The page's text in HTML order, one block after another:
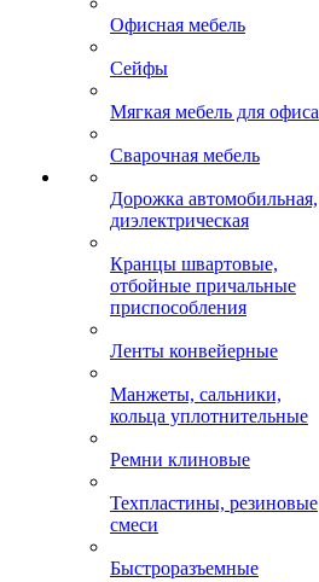
Офисная мебель
Сейфы
Мягкая мебель для офиса
Сварочная мебель
Дорожка автомобильная,
диэлектрическая
Кранцы швартовые,
отбойные причальные
приспособления
Ленты конвейерные
Манжеты, сальники,
кольца уплотнительные
Ремни клиновые
Техпластины, резиновые
смеси
Быстроразъемные